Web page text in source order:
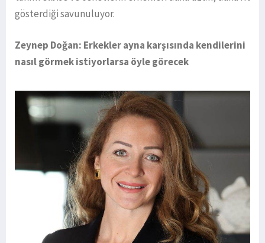
gösterdiği savunuluyor.
Zeynep Doğan: Erkekler ayna karşısında kendilerini
nasıl görmek istiyorlarsa öyle görecek